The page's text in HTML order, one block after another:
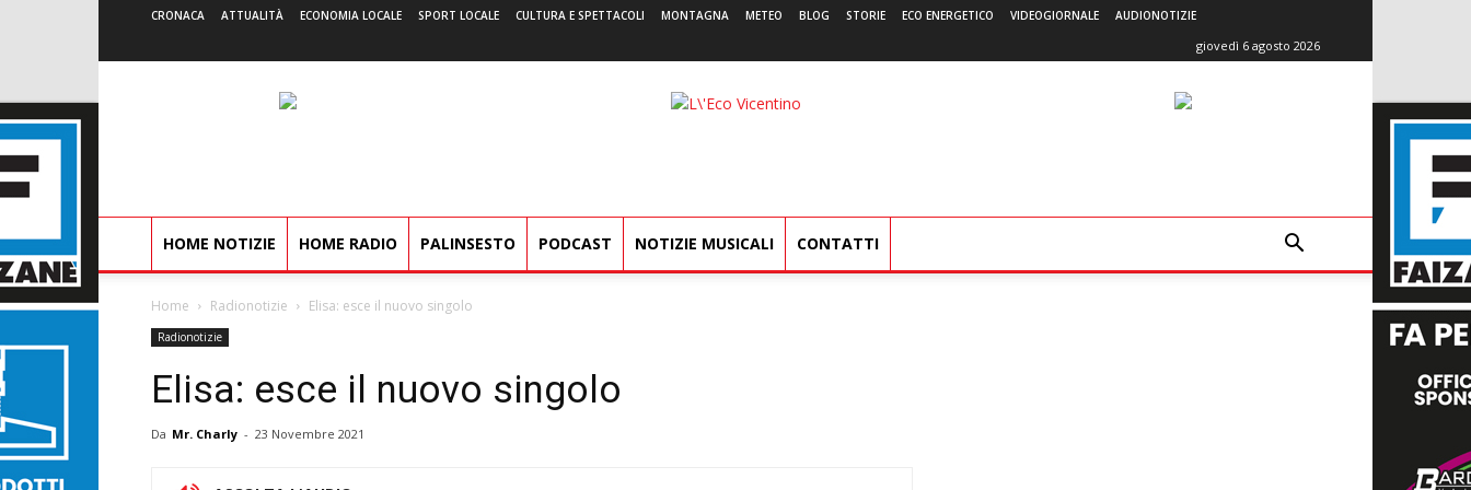
CRONACA ATTUALITÀ ECONOMIA LOCALE SPORT LOCALE CULTURA E SPETTACOLI MONTAGNA METEO BLOG STORIE ECO ENERGETICO VIDEOGIORNALE AUDIONOTIZIE
giovedì 6 agosto 2026
L'Eco
HOME NOTIZIE HOME RADIO PALINSESTO PODCAST NOTIZIE MUSICALI CONTATTI
Home Radionotizie Elisa: esce il nuovo singolo
Radionotizie
Elisa: esce il nuovo singolo
Da Mr. Charly - 23 Novembre 2021